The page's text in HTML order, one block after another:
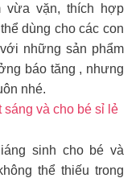
vừa vặn, thích hợp
dùng cho các con
những sản phẩm
báo tăng , nhưng
nhé.
sáng và cho bé sỉ lẻ
sinh cho bé và
thể thiếu trong